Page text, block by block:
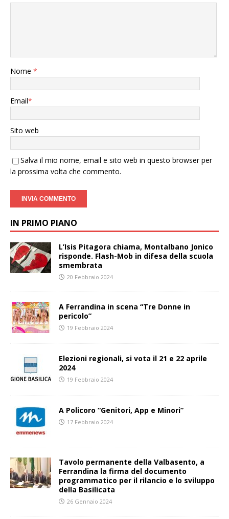
Nome *
Email*
Sito web
Salva il mio nome, email e sito web in questo browser per
la prossima volta che commento.
IN PRIMO PIANO
L’Isis Pitagora chiama, Montalbano Jonico
risponde. Flash-Mob in difesa della scuola
smembrata
20 Febbraio 2024
A Ferrandina in scena “Tre Donne in
pericolo”
19 Febbraio 2024
Elezioni regionali, si vota il 21 e 22 aprile
2024
19 Febbraio 2024
A Policoro “Genitori, App e Minori”
17 Febbraio 2024
Tavolo permanente della Valbasento, a
Ferrandina la firma del documento
programmatico per il rilancio e lo sviluppo
della Basilicata
26 Gennaio 2024